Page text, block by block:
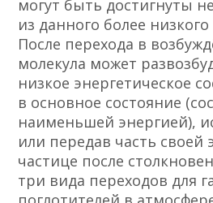
могут быть достигнуты
из данного более
После перехода в
молекула может
низкое энергетическое
в основное состояние
наименьшей энергией),
или передав часть своей
частице после
три вида переходов для